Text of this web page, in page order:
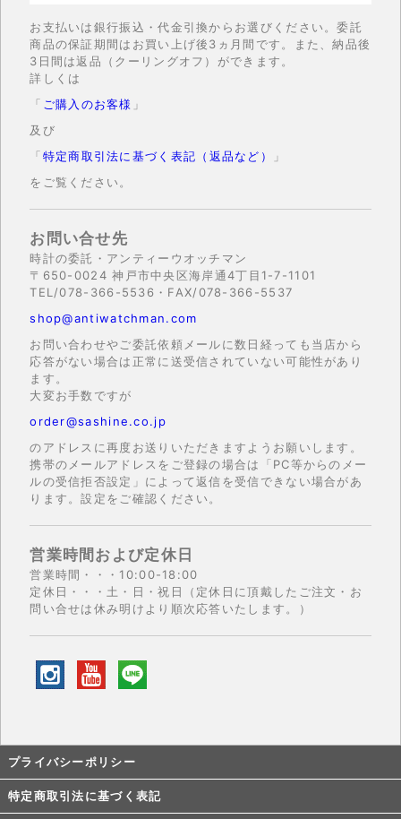
お支払いは銀行振込・代金引換からお選びください。委託
商品の保証期間はお買い上げ後3ヵ月間です。また、納品後
3日間は返品（クーリングオフ）ができます。
詳しくは
「 ご購入のお客様 」
及び
「特定商取引法に基づく表記（返品など）
」
をご覧ください。
お問い合せ先
時計の委託・アンティーウオッチマン
〒650-0024 神戸市中央区海岸通4丁目1-7-1101
TEL/078-366-5536・FAX/078-366-5537
shop@antiwatchman.com
お問い合わせやご委託依頼メールに数日経っても当店から
応答がない場合は正常に送受信されていない可能性があり
ます。
大変お手数ですが
order@sashine.co.jp
のアドレスに再度お送りいただきますようお願いします。
携帯のメールアドレスをご登録の場合は「PC等からのメー
ルの受信拒否設定」によって返信を受信できない場合があ
ります。設定をご確認ください。
営業時間および定休日
営業時間・・・10:00-18:00
定休日・・・土・日・祝日（定休日に頂戴したご注文・お
問い合せは休み明けより順次応答いたします。）
プライバシーポリシー
特定商取引法に基づく表記